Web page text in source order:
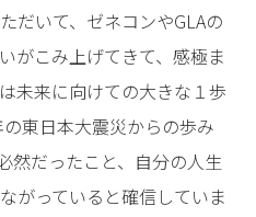
だいて、ゼネコンやGLAの
がこみ上げてきて、感極ま
未来に向けての大きな１歩
東日本大震災からの歩み
然だったこと、自分の人生
がっていると確信していま